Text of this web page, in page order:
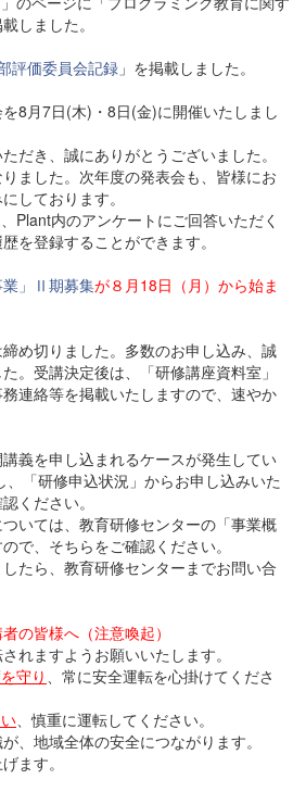
しました。
評価委員会記録 」を掲載しました。
8月7日(木)・8日(金)に開催いたしまし
だき、誠にありがとうございました。
ました。次年度の発表会も、皆様にお
しております。
Plant内のアンケートにご回答いただく
を登録することができます。
業」Ⅱ期募集が８月18日（月）から始ま
め切りました。多数のお申し込み、誠
。受講決定後は、「研修講座資料室」
連絡等を掲載いたしますので、速やか
義を申し込まれるケースが発生してい
、「研修申込状況」からお申し込みいた
ください。
いては、教育研修センターの「事業概
で、そちらをご確認ください。
たら、教育研修センターまでお問い合
の皆様へ（注意喚起）
れますようお願いいたします。
守り
、常に安全運転を心掛けてくださ
、慎重に運転してください。
、地域全体の安全につながります。
ます。